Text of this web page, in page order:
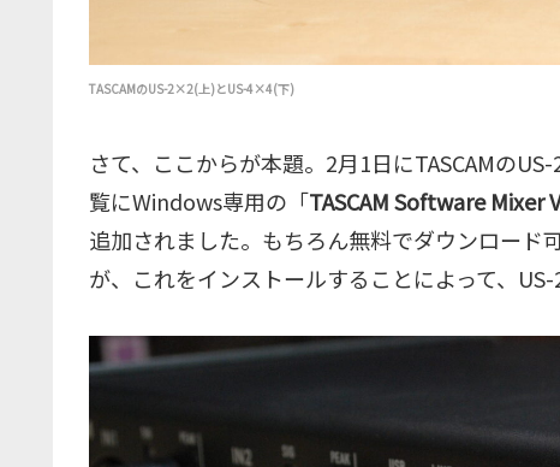
TASCAMのUS-2×2(上)とUS-4×4(下)
さて、ここからが本題。2月1日にTASCAMの
覧にWindows専用の「TASCAM Software Mixer
追加されました。もちろん無料でダウンロード
が、これをインストールすることによって、